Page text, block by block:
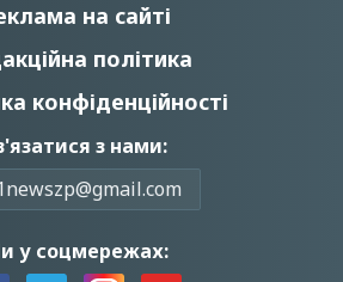
на сайті
політика
конфіденційності
з нами:
у соцмережах: